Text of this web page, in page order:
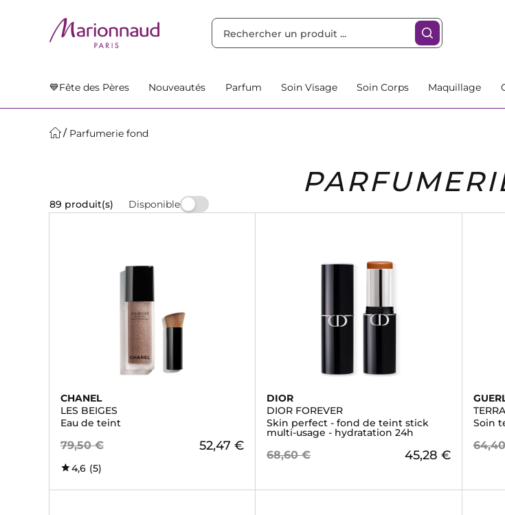
💙Fête des Pères Nouveautés Parfum Soin Visage Soin Corps Maquillage
Parfumerie fond
89 produit(s) Disponible
CHANEL
LES BEIGES
Eau de teint
79,50 € 52,47 €
4,6 (5)
DIOR
DIOR FOREVER
Skin perfect - fond de teint stick
multi-usage - hydratation 24h
68,60 € 45,28 €
Soin